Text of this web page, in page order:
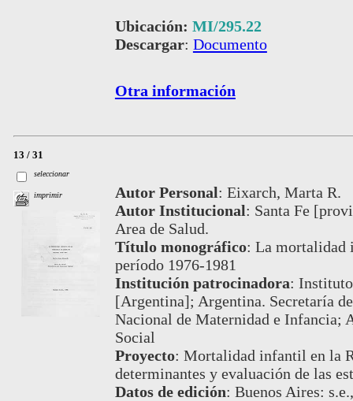
Ubicación: MI/295.22
Descargar: Documento
Otra información
13 / 31
seleccionar
imprimir Autor Personal: Eixarch, Marta R.
Autor Institucional: Santa Fe
Area de Salud.
Título monográfico: La mortalidad
período 1976-1981
Institución patrocinadora:
[Argentina]; Argentina. Secretaría
Nacional de Maternidad e Infancia;
Social
Proyecto: Mortalidad infantil en la
determinantes y evaluación de las
Datos de edición: Buenos Aires: